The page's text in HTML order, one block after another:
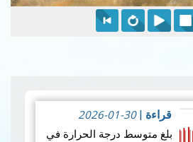
قراءة |
2026-01-30
بلغ متوسط ​​درجة الحرارة في